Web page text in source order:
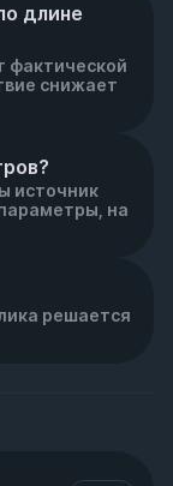
длине
фактической
снижает
источник
на
решается